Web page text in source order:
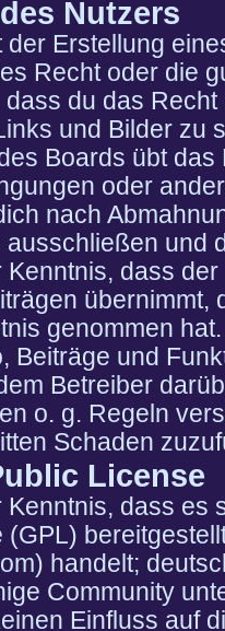
Nutzers
der Erstellung
Recht oder die
du das
und Bilder zu
Boards übt
oder
nach
und
Kenntnis, dass
übernimmt,
genommen
Beiträge und
Betreiber
o. g. Regeln
Schaden
License
Kenntnis, dass es
(GPL)
handelt;
Community
Einfluss auf